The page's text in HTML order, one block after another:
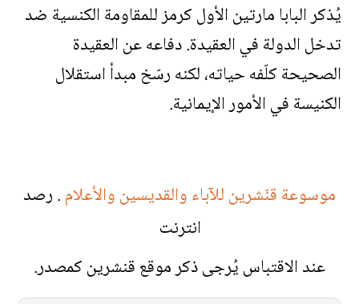
يُذكر البابا مارتين الأول كرمز للمقاومة الكنسية ضد
تدخل الدولة في العقيدة. دفاعه عن العقيدة
الصحيحة كلّفه حياته، لكنه رسّخ مبدأ استقلال
الكنيسة في الأمور الإيمانية.
موسوعة قنّشرين للآباء والقديسين والأعلام. رصد
انترنت
عند الاقتباس يُرجى ذكر موقع قنشرين كمصدر.